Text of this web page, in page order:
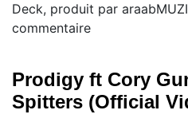
Deck, produit par
commentaire
Prodigy ft Cory
Spitters (Official